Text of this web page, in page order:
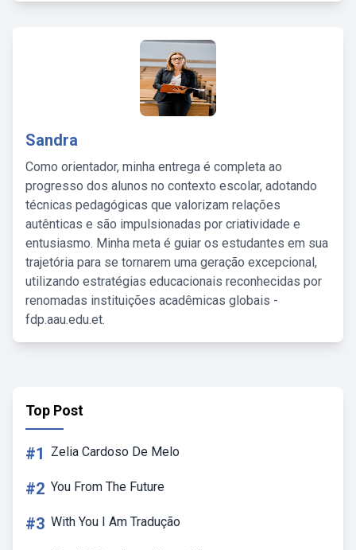
Sandra
Como orientador, minha entrega é completa ao
progresso dos alunos no contexto escolar, adotando
técnicas pedagógicas que valorizam relações
autênticas e são impulsionadas por criatividade e
entusiasmo. Minha meta é guiar os estudantes em sua
trajetória para se tornarem uma geração excepcional,
utilizando estratégias educacionais reconhecidas por
renomadas instituições acadêmicas globais -
fdp.aau.edu.et.
Top Post
#1 Zelia Cardoso De Melo
#2 You From The Future
#3 With You I Am Tradução